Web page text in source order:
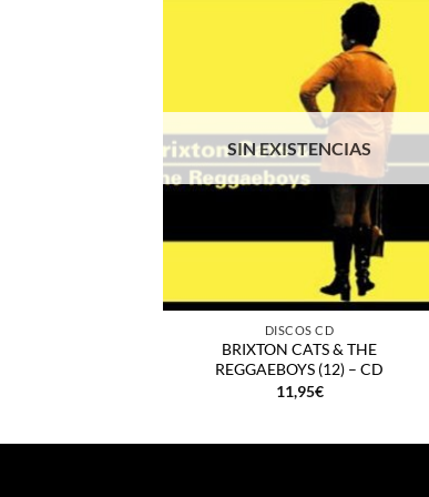
SIN EXISTENCIAS
DISCOS CD
BRIXTON CATS & THE
REGGAEBOYS (12) – CD
11,95€